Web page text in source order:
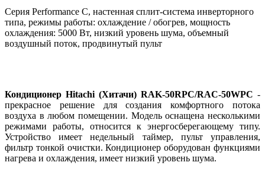
Серия Performance С, настенная сплит-система инверторного
типа, режимы работы: охлаждение / обогрев, мощность
охлаждения: 5000 Вт, низкий уровень шума, объемный
воздушный поток, продвинутый пульт
Кондиционер Hitachi (Хитачи) RAK-50RPC/RAC-50WPC -
прекрасное решение для создания комфортного потока
воздуха в любом помещении. Модель оснащена несколькими
режимами работы,
относится к энергосберегающему типу.
Устройство имеет недельный таймер, пульт управления,
фильтр тонкой очистки. Кондиционер оборудован функциями
нагрева и охлаждения, имеет низкий уровень шума.